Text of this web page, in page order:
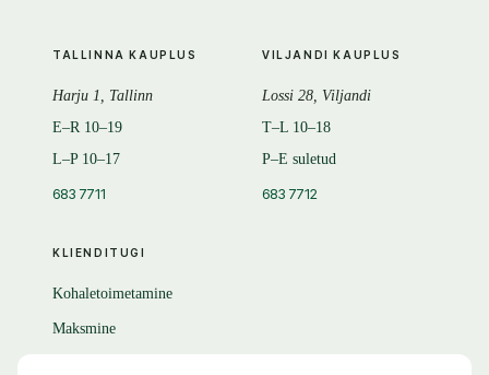
KLIENDITUGI
Kohaletoimetamine
Maksmine
TALLINNA KAUPLUS
Harju 1, Tallinn
E–R 10–19
L–P 10–17
683 7711
VILJANDI KAUPLUS
Lossi 28, Viljandi
T–L 10–18
P–E suletud
683 7712